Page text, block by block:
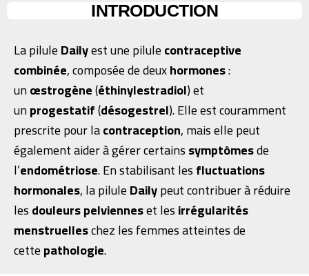
INTRODUCTION
La piluleDailyest une pilulecontraceptive
combinée, composée de deuxhormones:
unœstrogène(éthinylestradiol) et
unprogestatif(désogestrel). Elle est couramment
prescrite pour lacontraception, mais elle peut
également aider à gérer certainssymptômesde
l’endométriose. En stabilisant lesfluctuations
hormonales, la piluleDailypeut contribuer à réduire
lesdouleurs pelvienneset lesirrégularités
menstruelleschez les femmes atteintes de
cettepathologie.